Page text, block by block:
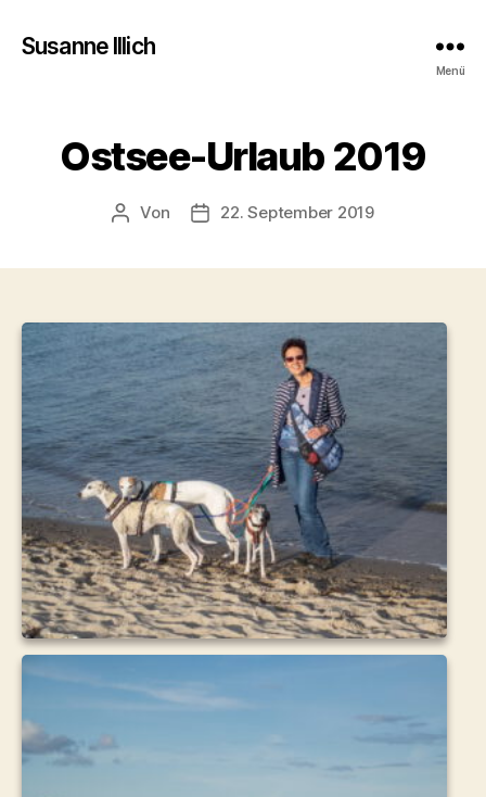
Susanne Illich
Menü
Ostsee-Urlaub 2019
Beitragsautor
Von Veröffentlichungsdatum
22. September 2019